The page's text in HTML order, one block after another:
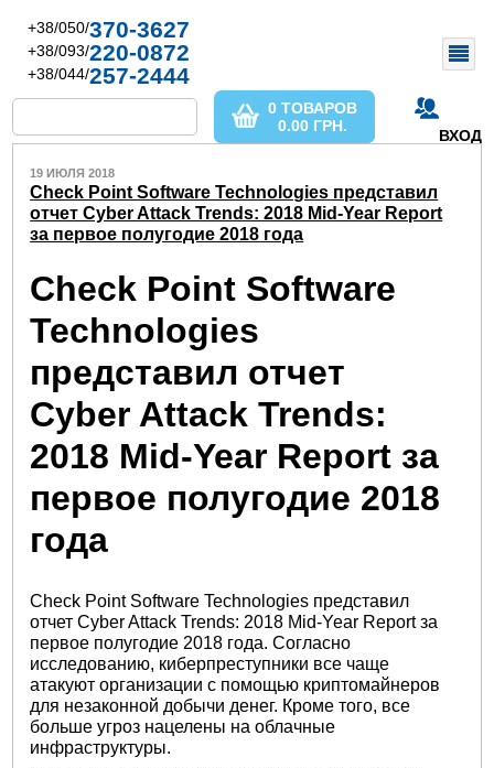
+38/050/370-3627
+38/093/220-0872
+38/044/257-2444
ВХОД
0 ТОВАРОВ
0.00 ГРН.
19 ИЮЛЯ 2018
Check Point Software Technologies представил
отчет Cyber Attack Trends: 2018 Mid-Year Report
за первое полугодие 2018 года
Check Point Software
Technologies
представил отчет
Cyber Attack Trends:
2018 Mid-Year Report за
первое полугодие 2018
года
Check Point Software Technologies представил
отчет Cyber Attack Trends: 2018 Mid-Year Report за
первое полугодие 2018 года. Согласно
исследованию, киберпреступники все чаще
атакуют организации с помощью криптомайнеров
для незаконной добычи денег. Кроме того, все
больше угроз нацелены на облачные
инфраструктуры.